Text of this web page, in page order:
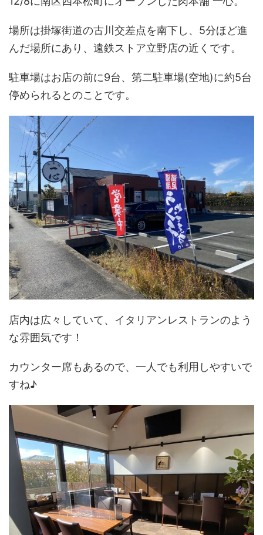
場所は掛塚街道の古川交差点を南下し、5分ほど進
んだ場所にあり、遠鉄ストア立野店の近くです。
駐車場はお店の前に9台、第二駐車場(空地)に約5台
停められるとのことです。
店内は広々していて、イタリアンレストランのよう
な雰囲気です！
カウンター席もあるので、一人でも利用しやすいで
すね♪